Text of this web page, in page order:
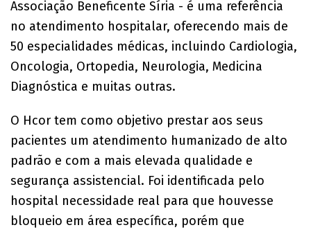
Associação Beneficente Síria - é uma referência
no atendimento hospitalar, oferecendo mais de
50 especialidades médicas, incluindo Cardiologia,
Oncologia, Ortopedia, Neurologia, Medicina
Diagnóstica e muitas outras.
O Hcor tem como objetivo prestar aos seus
pacientes um atendimento humanizado de alto
padrão e com a mais elevada qualidade e
segurança assistencial. Foi identificada pelo
hospital necessidade real para que houvesse
bloqueio em área específica, porém que